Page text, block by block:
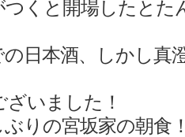
くと開場したとた
日本酒、しかし真
いました！
りの宮坂家の朝食